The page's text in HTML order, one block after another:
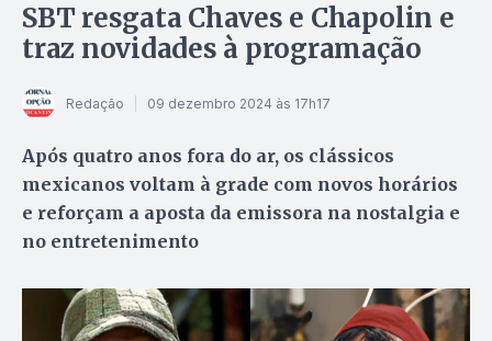
SBT resgata Chaves e Chapolin e
traz novidades à programação
Redação 09 dezembro 2024 às 17h17
Após quatro anos fora do ar, os clássicos
mexicanos voltam à grade com novos horários
e reforçam a aposta da emissora na nostalgia e
no entretenimento